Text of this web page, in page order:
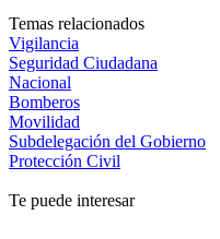
Temas relacionados
Vigilancia
Seguridad Ciudadana
Nacional
Bomberos
Movilidad
Subdelegación del Gobierno
Protección Civil
Te puede interesar